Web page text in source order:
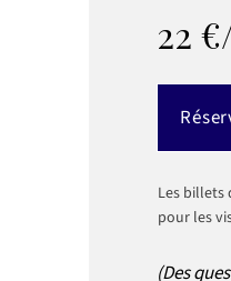
22
Les billets
pour les
(Des